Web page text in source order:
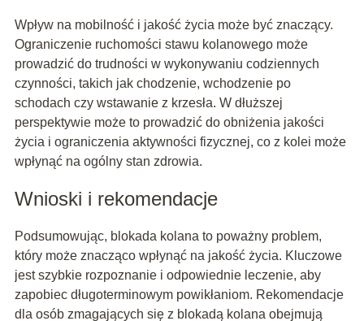
Wpływ na mobilność i jakość życia może być znaczący.
Ograniczenie ruchomości stawu kolanowego może
prowadzić do trudności w wykonywaniu codziennych
czynności, takich jak chodzenie, wchodzenie po
schodach czy wstawanie z krzesła. W dłuższej
perspektywie może to prowadzić do obniżenia jakości
życia i ograniczenia aktywności fizycznej, co z kolei może
wpłynąć na ogólny stan zdrowia.
Wnioski i rekomendacje
Podsumowując, blokada kolana to poważny problem,
który może znacząco wpłynąć na jakość życia. Kluczowe
jest szybkie rozpoznanie i odpowiednie leczenie, aby
zapobiec długoterminowym powikłaniom. Rekomendacje
dla osób zmagających się z blokadą kolana obejmują